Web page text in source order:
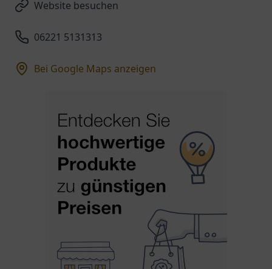
Website besuchen
06221 5131313
Bei Google Maps anzeigen